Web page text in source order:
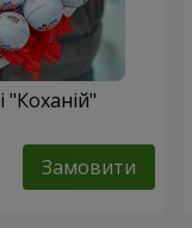
"Коханій"
Замовити